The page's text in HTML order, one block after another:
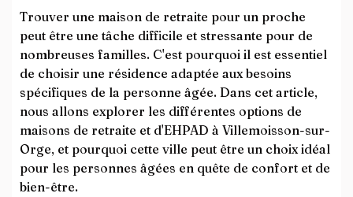
Trouver une maison de retraite pour un proche
peut être une tâche difficile et stressante pour de
nombreuses familles. C'est pourquoi il est essentiel
de choisir une résidence adaptée aux besoins
spécifiques de la personne âgée. Dans cet article,
nous allons explorer les différentes options de
maisons de retraite et d'EHPAD à Villemoisson-sur-
Orge, et pourquoi cette ville peut être un choix idéal
pour les personnes âgées en quête de confort et de
bien-être.